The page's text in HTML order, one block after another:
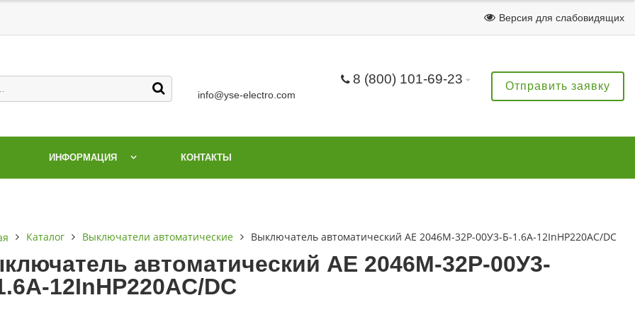
Версия для слабовидящих
8 (800) 101-69-23
info@yse-electro.com
Отправить заявку
ИНФОРМАЦИЯ КОНТАКТЫ
Каталог Выключатели автоматические Выключатель автоматический АЕ 2046М-32Р-00У3-Б-1.6А-12InНР220AC/DC
автоматический АЕ 2046М-32Р-00У3-
12InНР220AC/DC